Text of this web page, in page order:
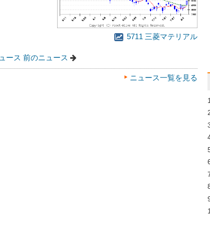
5711 三菱マテリアル
ース 前のニュース
ニュース一覧を見る